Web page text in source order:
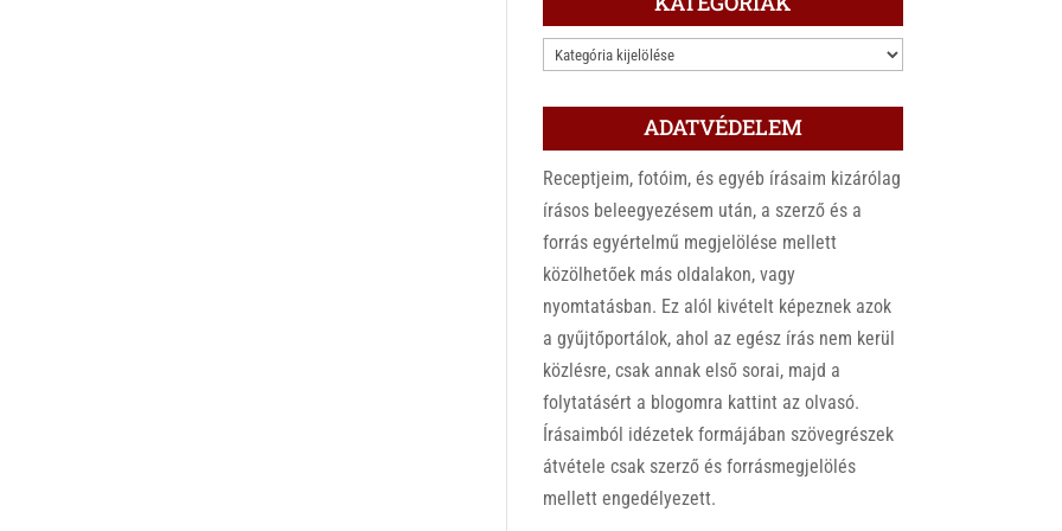
KATEGÓRIÁK
ADATVÉDELEM
Receptjeim, fotóim, és egyéb írásaim kizárólag
írásos beleegyezésem után, a szerző és a
forrás egyértelmű megjelölése mellett
közölhetőek más oldalakon, vagy
nyomtatásban. Ez alól kivételt képeznek azok
a gyűjtőportálok, ahol az egész írás nem kerül
közlésre, csak annak első sorai, majd a
folytatásért a blogomra kattint az olvasó.
Írásaimból idézetek formájában szövegrészek
átvétele csak szerző és forrásmegjelölés
mellett engedélyezett.